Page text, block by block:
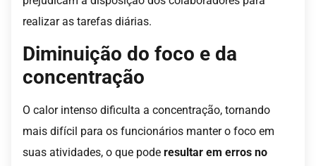
realizar as tarefas diárias.
Diminuição do foco e da
concentração
O calor intenso dificulta a concentração, tornando
mais difícil para os funcionários manter o foco em
suas atividades, o que pode resultar em erros no